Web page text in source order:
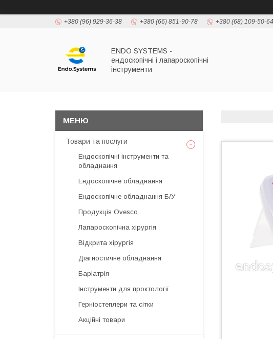
+380 (96) 929-36-38 +380 (66) 851-90-78 +380 (68) 109-50-64
ENDO SYSTEMS -
ендоскопічні і лапароскопічні
інструменти
Товари та послуги
Ендоскопічні інструменти та
обладнання
Ендоскопічне обладнання
Ендоскопічне обладнання Б/У
Продукція Ovesco
Лапароскопічна хірургія
Відкрита хірургія
Діагностичне обладнання
Баріатрія
Інструменти для проктології
Герніостеплери та сітки
Акційні товари